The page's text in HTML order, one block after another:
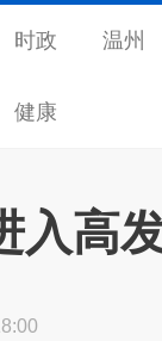
时政 温州
健康
入高